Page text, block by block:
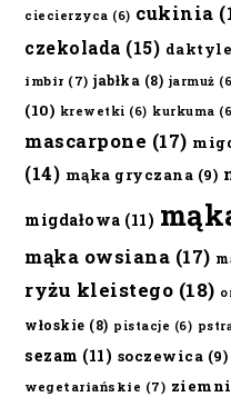
ciecierzyca (6) cukinia
czekolada (15) daktyle
imbir (7) jabłka (8) jarmuż
(10) krewetki (6) kurkuma
mascarpone (17)
(14) mąka gryczana (9)
migdałowa (11)
mąka owsiana (17)
ryżu kleistego (18)
włoskie (8) pistacje (6)
sezam (11) soczewica (9)
wegetariańskie (7)